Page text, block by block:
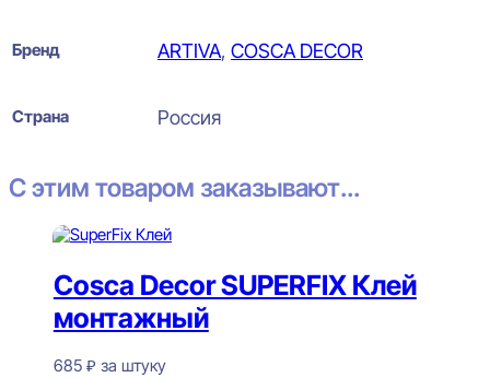
Бренд ARTIVA, COSCA DECOR
Страна Россия
С этим товаром заказывают...
Cosca Decor SUPERFIX Клей
монтажный
685 ₽ за штуку